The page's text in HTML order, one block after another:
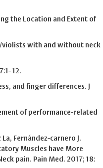
the Location and Extent of
violists with and without neck
12.
and finger differences. J
of performance-related
Fernández-carnero J.
Muscles have More
pain. Pain Med. 2017; 18: